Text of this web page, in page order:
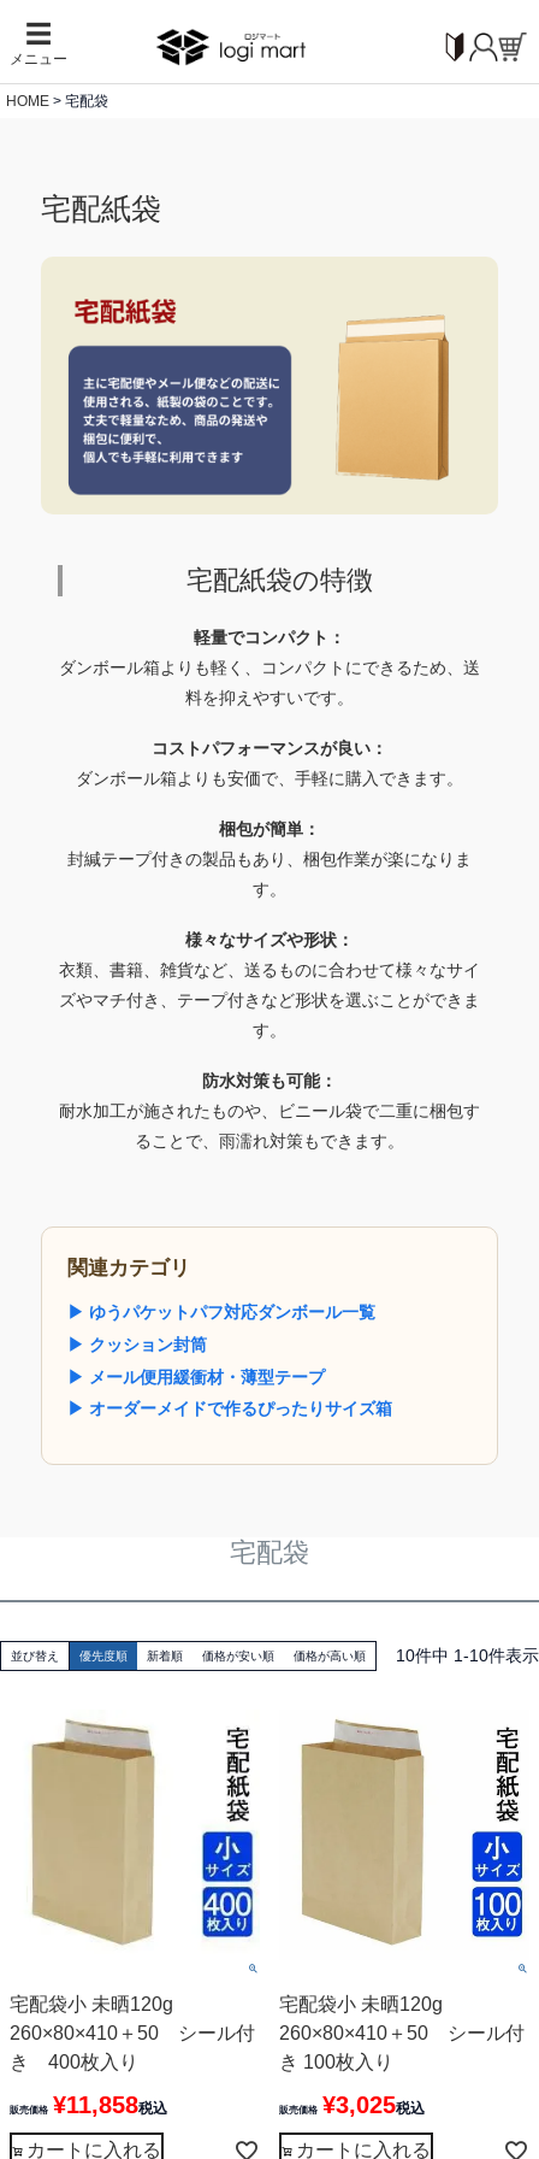
☰
メニュー
HOME 宅配袋
宅配紙袋
宅配紙袋の特徴
軽量でコンパクト：
ダンボール箱よりも軽く、コンパクトにできるため、送
料を抑えやすいです。
コストパフォーマンスが良い：
ダンボール箱よりも安価で、手軽に購入できます。
梱包が簡単：
封緘テープ付きの製品もあり、梱包作業が楽になりま
す。
様々なサイズや形状：
衣類、書籍、雑貨など、送るものに合わせて様々なサイ
ズやマチ付き、テープ付きなど形状を選ぶことができま
す。
防水対策も可能：
耐水加工が施されたものや、ビニール袋で二重に梱包す
ることで、雨濡れ対策もできます。
関連カテゴリ
▶ ゆうパケットパフ対応ダンボール一覧
▶ クッション封筒
▶ メール便用緩衝材・薄型テープ
▶ オーダーメイドで作るぴったりサイズ箱
宅配袋
並び替え 優先度順 新着順 価格が安い順 価格が高い順 10件中 1-10件表示
宅配袋小 未晒120g
260×80×410＋50 シール付
き 400枚入り
販売価格 ¥11,858税込
カートに入れる
宅配袋小 未晒120g
260×80×410＋50 シール付
き 100枚入り
販売価格 ¥3,025税込
カートに入れる